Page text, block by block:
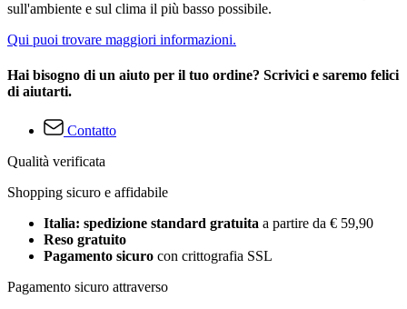
sull'ambiente e sul clima il più basso possibile.
Qui puoi trovare maggiori informazioni.
Hai bisogno di un aiuto per il tuo ordine? Scrivici e saremo felici
di aiutarti.
Contatto
Qualità verificata
Shopping sicuro e affidabile
Italia: spedizione standard gratuita a partire da € 59,90
Reso gratuito
Pagamento sicuro con crittografia SSL
Pagamento sicuro attraverso